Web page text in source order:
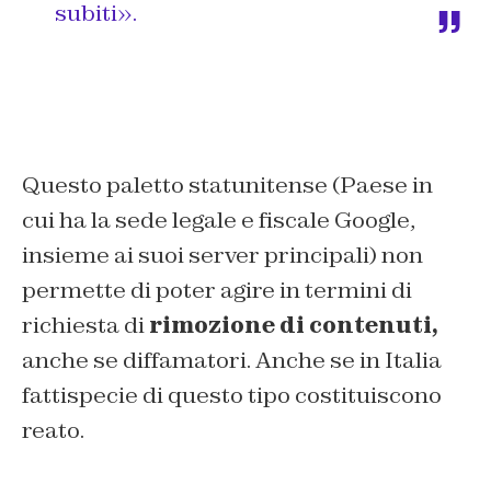
subiti».
Questo paletto statunitense (Paese in
cui ha la sede legale e fiscale Google,
insieme ai suoi server principali) non
permette di poter agire in termini di
richiesta dirimozione di contenuti,
anche se diffamatori. Anche se in Italia
fattispecie di questo tipo costituiscono
reato.